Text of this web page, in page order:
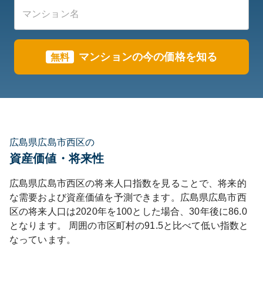
無料 マンションの今の価格を知る
広島県広島市西区の
資産価値・将来性
広島県広島市西区の将来人口指数を見ることで、将来的
な需要および資産価値を予測できます。
広島県広島市西
区の将来人口は2020年を100とした場合、30年後に86.0
となります。
周囲の市区町村の91.5と比べて低い指数と
なっています。